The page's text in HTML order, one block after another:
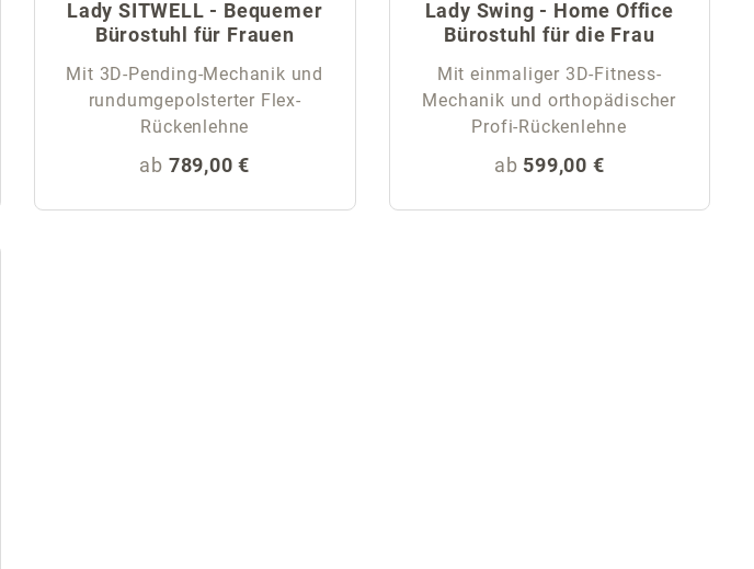
Lady SITWELL - Bequemer
Bürostuhl für Frauen
Mit 3D-Pending-Mechanik und
rundumgepolsterter Flex-
Rückenlehne
Regulärer Preis:
ab 789,00 €
Lady Swing - Home Office
Bürostuhl für die Frau
Mit einmaliger 3D-Fitness-
Mechanik und orthopädischer
Profi-Rückenlehne
Regulärer Preis:
ab 599,00 €